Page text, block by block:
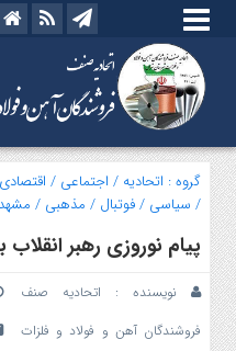
گروه : اتحادیه / اجتماعی / اقتصادی
/ سیاسی /فوتبال / مذهبی / مشهد
پیام نوروزی رهبر انقلاب
نویسنده : اتحادیه صنف
فروشندگان آهن و فولاد و فلزات